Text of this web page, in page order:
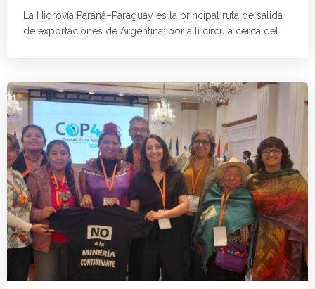
La Hidrovía Paraná–Paraguay es la principal ruta de salida
de exportaciones de Argentina: por allí circula cerca del